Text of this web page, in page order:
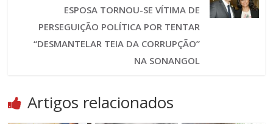
ESPOSA TORNOU-SE VÍTIMA DE
PERSEGUIÇÃO POLÍTICA POR TENTAR
“DESMANTELAR TEIA DA CORRUPÇÃO”
NA SONANGOL
Artigos relacionados